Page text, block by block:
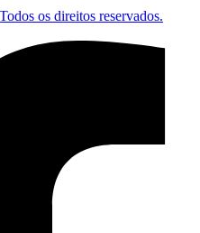
os direitos reservados.